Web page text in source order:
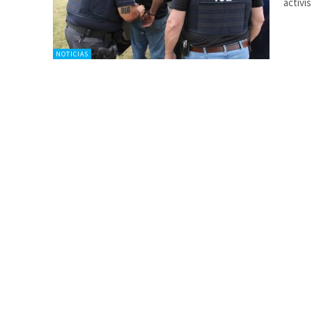
NOTICIAS